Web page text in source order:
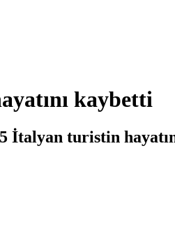
kaybetti
İtalyan turistin